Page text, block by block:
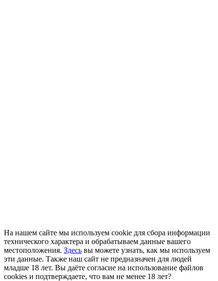
На нашем сайте мы используем cookie для сбора информации
технического характера и обрабатываем данные вашего
местоположения. Здесь вы можете узнать, как мы используем
эти данные. Также наш сайт не предназначен для людей
младше 18 лет. Вы даёте согласие на использование файлов
cookies и подтверждаете, что вам не менее 18 лет?